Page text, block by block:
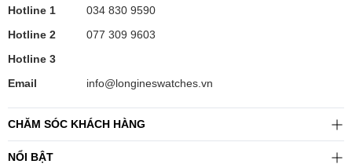
NỔI BẬT
CHĂM SÓC KHÁCH HÀNG
Hotline 1
034 830 9590
Hotline 2
077 309 9603
Hotline 3
Email
info@longineswatches.vn